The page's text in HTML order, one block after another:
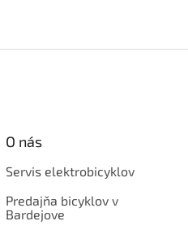
O nás
Servis elektrobicyklov
Predajňa bicyklov v
Bardejove